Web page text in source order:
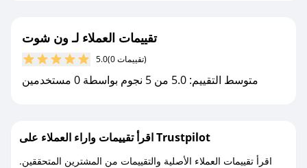
مع صحصح، تسوق بذكاء ووفّر على كل مشترياتك مع
تقييمات العملاء لـ ون شوت
5.0 (0 تقييمات)
متوسط التقييم: 5.0 من 5 نجوم بواسطة 0 مستخدمين
اقرأ تقييمات واراء العملاء على Trustpilot
اقرأ تقييمات العملاء الأصلية والتقييمات من المشترين المتحققين.